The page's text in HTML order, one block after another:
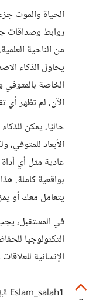
الحياة والموت
روابط وصداقات
من الناحية
يحاول الذكاء
الخاصة
الآن، لم تظهر أي
حاليًا، يمكن
الأبعاد
عادية مثل أي
بواقعية كاملة.
يتعامل معك أو
في المستقبل،
التكنولوجيا
الإنسانية
Eslam_salah1